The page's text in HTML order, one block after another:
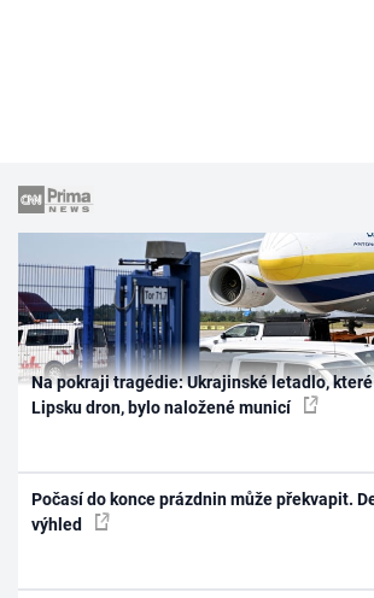
Na pokraji tragédie: Ukrajinské letadlo,
Lipsku dron, bylo naložené municí
Počasí do konce prázdnin může překvapit.
výhled